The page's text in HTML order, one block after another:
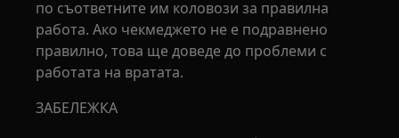
по съответните им коловози за правилна
работа. Ако чекмеджето не е подравнено
правилно, това ще доведе до проблеми с
работата на вратата.
ЗАБЕЛЕЖКА